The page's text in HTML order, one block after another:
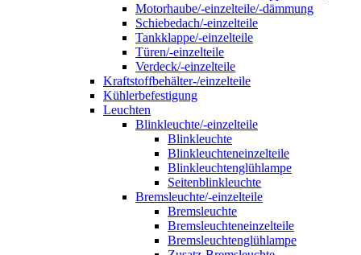
Motorhaube/-einzelteile/-dämmung
Schiebedach/-einzelteile
Tankklappe/-einzelteile
Türen/-einzelteile
Verdeck/-einzelteile
Kraftstoffbehälter-/einzelteile
Kühlerbefestigung
Leuchten
Blinkleuchte/-einzelteile
Blinkleuchte
Blinkleuchteneinzelteile
Blinkleuchtenglühlampe
Seitenblinkleuchte
Bremsleuchte/-einzelteile
Bremsleuchte
Bremsleuchteneinzelteile
Bremsleuchtenglühlampe